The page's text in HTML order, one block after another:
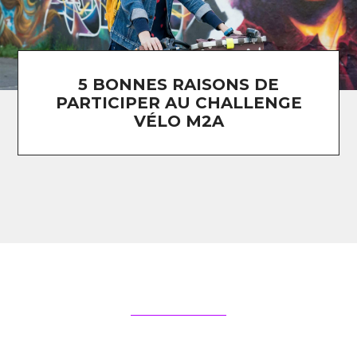
5 BONNES RAISONS DE
PARTICIPER AU CHALLENGE
VÉLO M2A